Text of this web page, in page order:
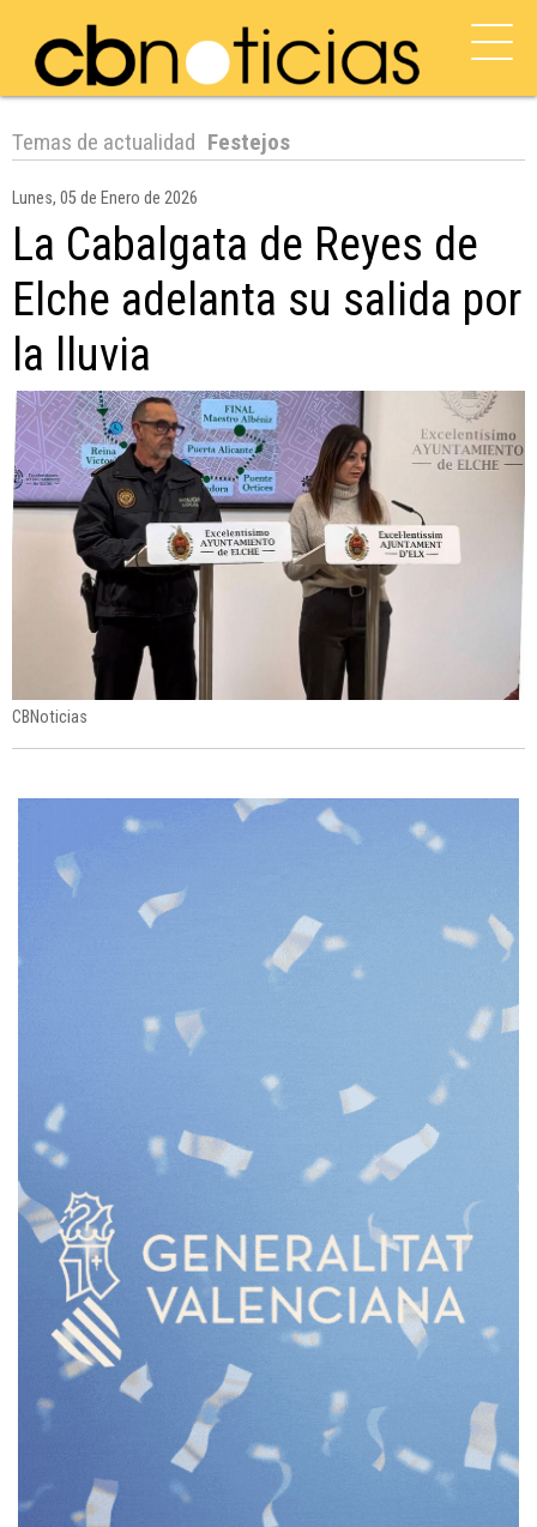
Temas de actualidad Festejos
Lunes, 05 de Enero de 2026
La Cabalgata de Reyes de
Elche adelanta su salida por
la lluvia
CBNoticias